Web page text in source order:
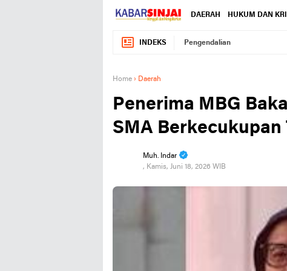
DAERAH HUKUM DAN
INDEKS Pengendalian
Home › Daerah
Penerima MBG
SMA
Muh. Indar
, Kamis, Juni 18, 2026 WIB